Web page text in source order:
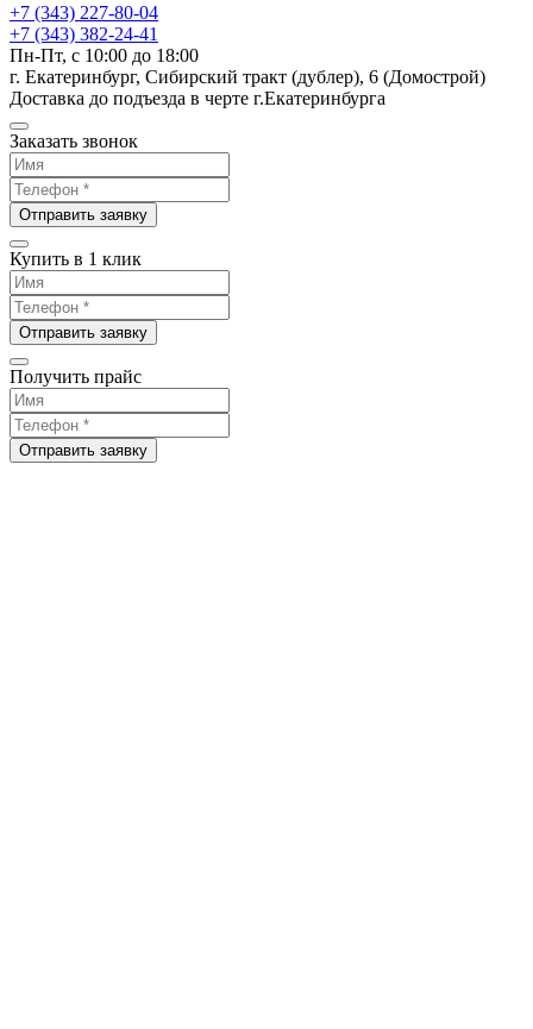
+7 (343) 227-80-04
+7 (343) 382-24-41
Пн-Пт, с 10:00 до 18:00
г. Екатеринбург, Сибирский тракт (дублер), 6 (Домострой)
Доставка до подъезда в черте г.Екатеринбурга
Заказать звонок
Отправить заявку
Купить в 1 клик
Отправить заявку
Получить прайс
Отправить заявку